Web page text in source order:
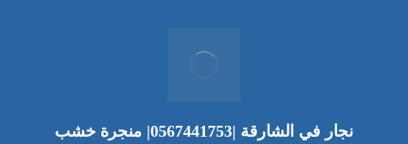
نجار في الشارقة |0567441753| منجرة خشب